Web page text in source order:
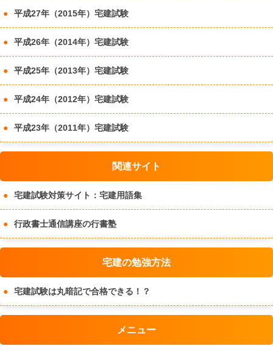
平成27年（2015年）宅建試験
平成26年（2014年）宅建試験
平成25年（2013年）宅建試験
平成24年（2012年）宅建試験
平成23年（2011年）宅建試験
関連サイト
宅建試験対策サイト：宅建用語集
行政書士通信講座の行書塾
宅建の勉強方法
宅建試験は丸暗記で合格できる！？
メニュー